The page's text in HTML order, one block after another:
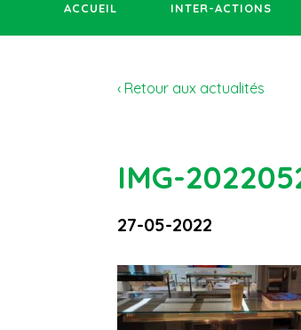
ACCUEIL INTER-ACTIONS
‹ Retour aux actualités
IMG-
27-05-2022